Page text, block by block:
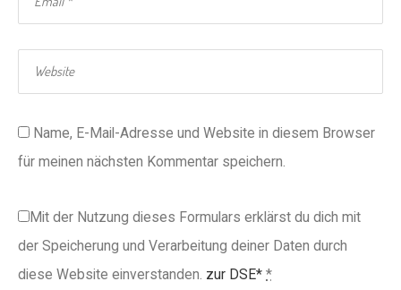
Name, E-Mail-Adresse und Website in diesem Browser
für meinen nächsten Kommentar speichern.
Mit der Nutzung dieses Formulars erklärst du dich mit
der Speicherung und Verarbeitung deiner Daten durch
diese Website einverstanden. zur DSE* *